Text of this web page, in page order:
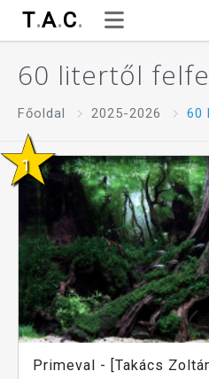
T.A.C.
60 litertől
Főoldal 2025-2026 60
Primeval - [Takács